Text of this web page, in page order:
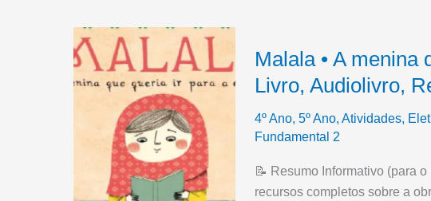
Malala • A menina
Livro, Audiolivro,
4º Ano, 5º Ano, Atividades,
Fundamental 2
📝 Resumo Informativo (para
recursos completos sobre a